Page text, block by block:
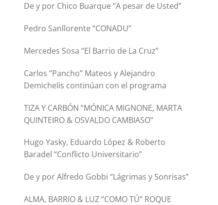
De y por Chico Buarque “A pesar de Usted”
Pedro Sanllorente “CONADU”
Mercedes Sosa “El Barrio de La Cruz”
Carlos “Pancho” Mateos y Alejandro
Demichelis continúan con el programa
TIZA Y CARBÓN “MÓNICA MIGNONE, MARTA
QUINTEIRO & OSVALDO CAMBIASO”
Hugo Yasky, Eduardo López & Roberto
Baradel “Conflicto Universitario”
De y por Alfredo Gobbi “Lágrimas y Sonrisas”
ALMA, BARRIO & LUZ “COMO TÚ” ROQUE